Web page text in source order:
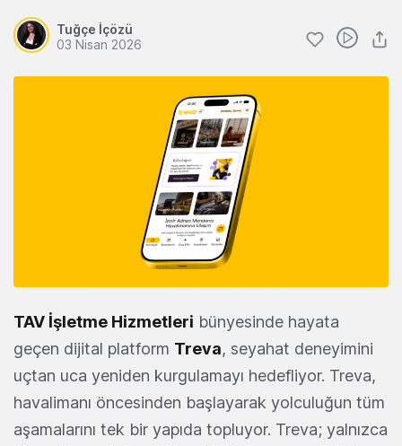
Tuğçe İçözü
03 Nisan 2026
TAV İşletme Hizmetleri bünyesinde hayata
geçen dijital platform Treva, seyahat deneyimini
uçtan uca yeniden kurgulamayı hedefliyor. Treva,
havalimanı öncesinden başlayarak yolculuğun tüm
aşamalarını tek bir yapıda topluyor. Treva; yalnızca